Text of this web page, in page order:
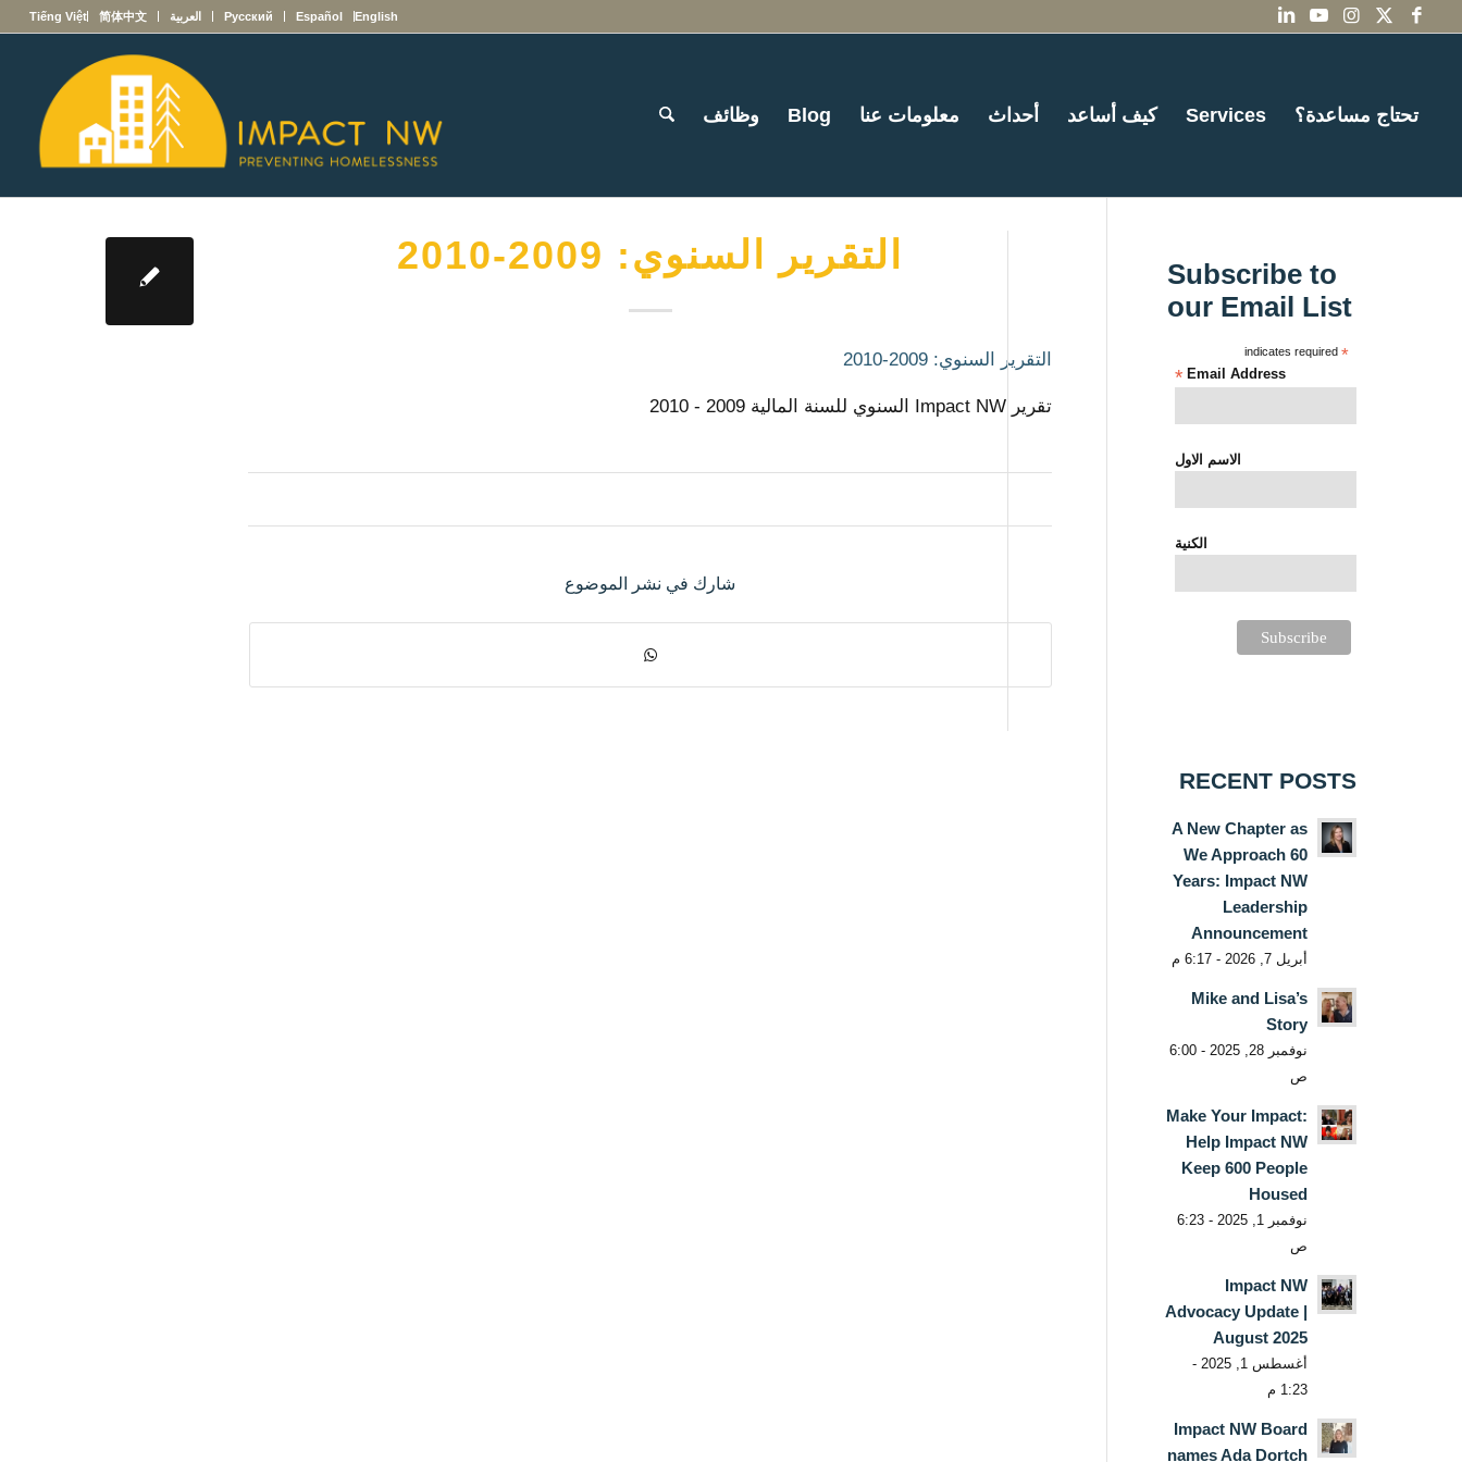
English
Español
Русский العربية 简体中文
Tiếng Việt
تحتاج مساعدة؟ Services كيف أساعد أحداث معلومات عنا Blog وظائف
التقرير السنوي: 2009-2010
التقرير السنوي: 2009-2010
تقرير Impact NW السنوي للسنة المالية 2009 - 2010
شارك في نشر الموضوع
Subscribe to
our Email List
*
indicates required
Email Address
*
الاسم الاول
الكنية
RECENT POSTS
A New Chapter as
We Approach 60
Years: Impact NW
Leadership
Announcement
أبريل 7, 2026 - 6:17 م
Mike and Lisa’s
Story
نوفمبر 28, 2025 - 6:00
ص
Make Your Impact:
Help Impact NW
Keep 600 People
Housed
نوفمبر 1, 2025 - 6:23
ص
Impact NW
Advocacy Update |
August 2025
أغسطس 1, 2025 -
1:23 م
Impact NW Board
names Ada Dortch